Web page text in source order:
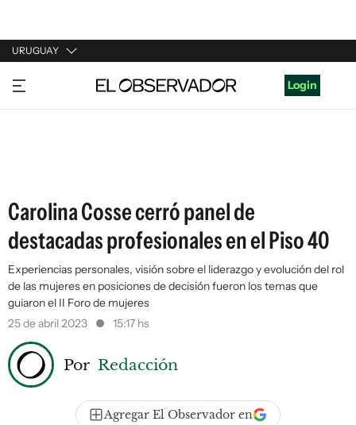
URUGUAY
URUGUAY
ARGENTINA
Login
Carolina Cosse cerró panel de
destacadas profesionales en el Piso 40
Experiencias personales, visión sobre el liderazgo y evolución del rol
de las mujeres en posiciones de decisión fueron los temas que
guiaron el II Foro de mujeres
25 de abril 2023
15:17 hs
Por Redacción
Agregar El Observador en